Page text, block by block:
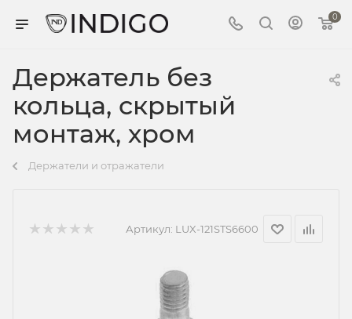
0
Держатель без
кольца, скрытый
монтаж, хром
Держатели и отражатели
Артикул: LUX-121STS6600